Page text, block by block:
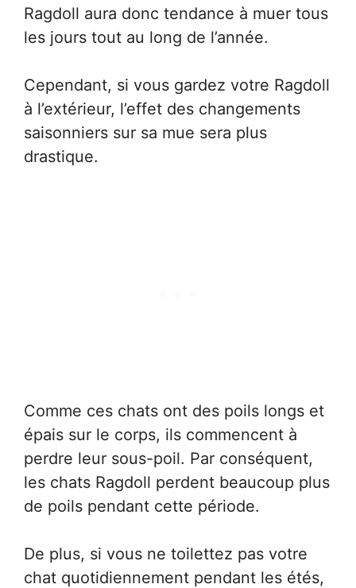
Ragdoll aura donc tendance à muer tous
les jours tout au long de l’année.
Cependant, si vous gardez votre Ragdoll
à l’extérieur, l’effet des changements
saisonniers sur sa mue sera plus
drastique.
Comme ces chats ont des poils longs et
épais sur le corps, ils commencent à
perdre leur sous-poil. Par conséquent,
les chats Ragdoll perdent beaucoup plus
de poils pendant cette période.
De plus, si vous ne toilettez pas votre
chat quotidiennement pendant les étés,